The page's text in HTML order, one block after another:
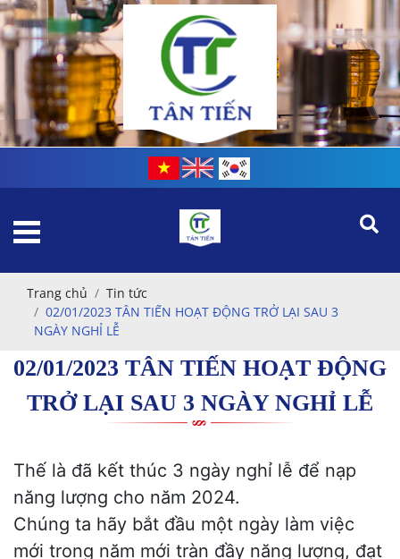
Trang chủ
Tin tức
02/01/2023 TÂN TIẾN HOẠT ĐỘNG TRỞ LẠI SAU 3
NGÀY NGHỈ LỄ
02/01/2023 TÂN TIẾN HOẠT ĐỘNG
TRỞ LẠI SAU 3 NGÀY NGHỈ LỄ
Thế là đã kết thúc 3 ngày nghỉ lễ để nạp
năng lượng cho năm 2024.
Chúng ta hãy bắt đầu một ngày làm việc
mới trong năm mới tràn đầy năng lượng, đạt